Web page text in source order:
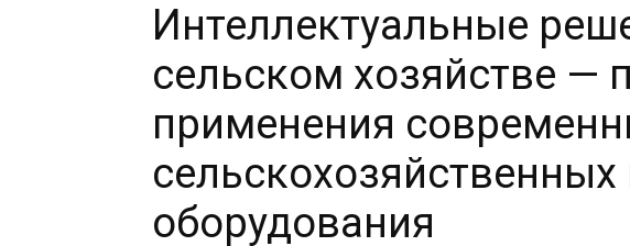
Интеллектуальные
сельском хозяйстве —
применения
оборудования